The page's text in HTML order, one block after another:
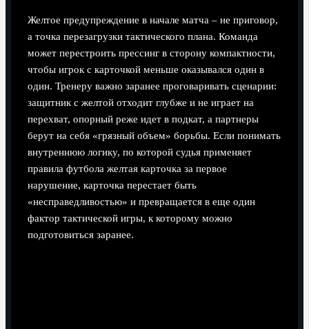
Желтое предупреждение в начале матча – не приговор,
а точка перезагрузки тактического плана. Команда
может перестроить прессинг в сторону компактности,
чтобы игрок с карточкой меньше оказывался один в
один. Тренеру важно заранее проговаривать сценарии:
защитник с желтой отходит глубже и не играет на
перехват, опорный реже идет в подкат, а партнеры
берут на себя «грязный объем» борьбы. Если понимать
внутреннюю логику, по которой судья применяет
правила футбола желтая карточка за первое
нарушение, карточка перестает быть
«несправедливостью» и превращается в еще один
фактор тактической игры, к которому можно
подготовиться заранее.